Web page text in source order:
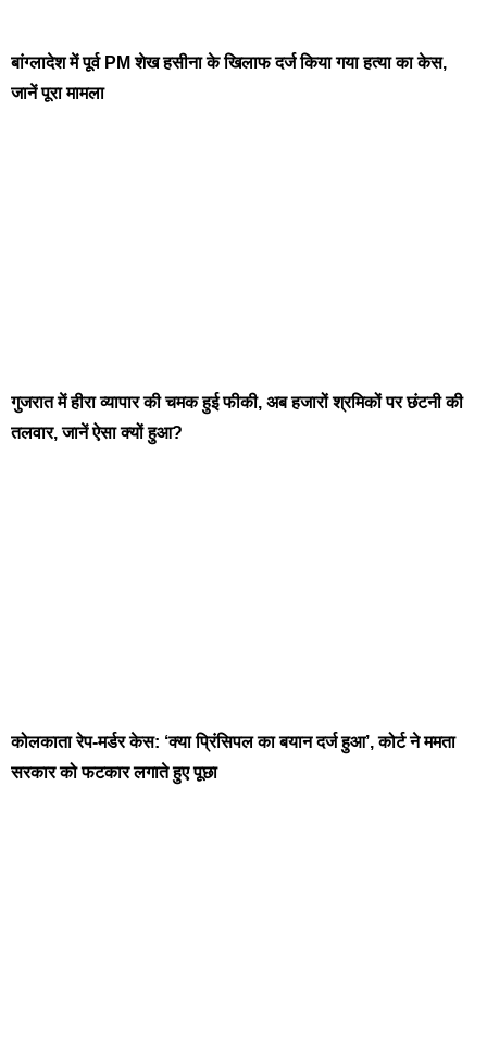
बांग्लादेश में पूर्व PM शेख हसीना के खिलाफ दर्ज किया गया हत्या का केस,
जानें पूरा मामला
गुजरात में हीरा व्यापार की चमक हुई फीकी, अब हजारों श्रमिकों पर छंटनी की
तलवार, जानें ऐसा क्यों हुआ?
कोलकाता रेप-मर्डर केस: ‘क्या प्रिंसिपल का बयान दर्ज हुआ’, कोर्ट ने ममता
सरकार को फटकार लगाते हुए पूछा